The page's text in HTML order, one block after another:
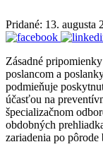
Pridané: 13. augusta
Zásadné
poslancom a
podmieňuje
účasťou na
špecializačnom
obdobných
zariadenia po